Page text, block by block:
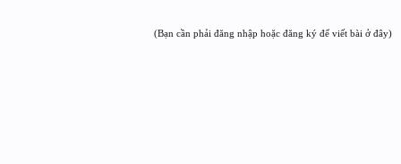
(Bạn cần phải đăng nhập hoặc đăng ký để viết bài ở đây)